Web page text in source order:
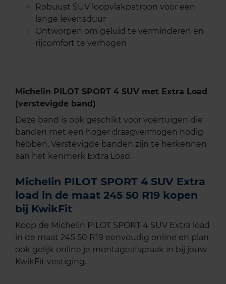
Robuust SUV loopvlakpatroon voor een
lange levensduur
Ontworpen om geluid te verminderen en
rijcomfort te verhogen
Michelin PILOT SPORT 4 SUV met Extra Load
(verstevigde band)
Deze band is ook geschikt voor voertuigen die
banden met een hoger draagvermogen nodig
hebben. Verstevigde banden zijn te herkennen
aan het kenmerk Extra Load.
Michelin PILOT SPORT 4 SUV Extra
load in de maat 245 50 R19 kopen
bij KwikFit
Koop de Michelin PILOT SPORT 4 SUV Extra load
in de maat 245 50 R19 eenvoudig online en plan
ook gelijk online je montageafspraak in bij jouw
KwikFit vestiging.